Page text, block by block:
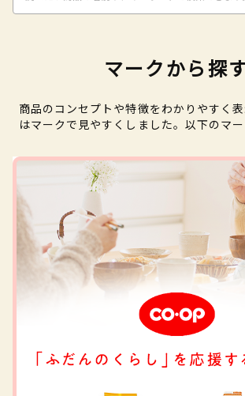
マークから探
商品のコンセプトや特徴をわかりやすく
はマークで見やすくしました。以下のマー